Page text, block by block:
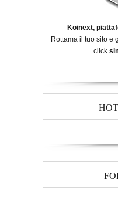
Koinext,
Rottama il tuo sito e
click